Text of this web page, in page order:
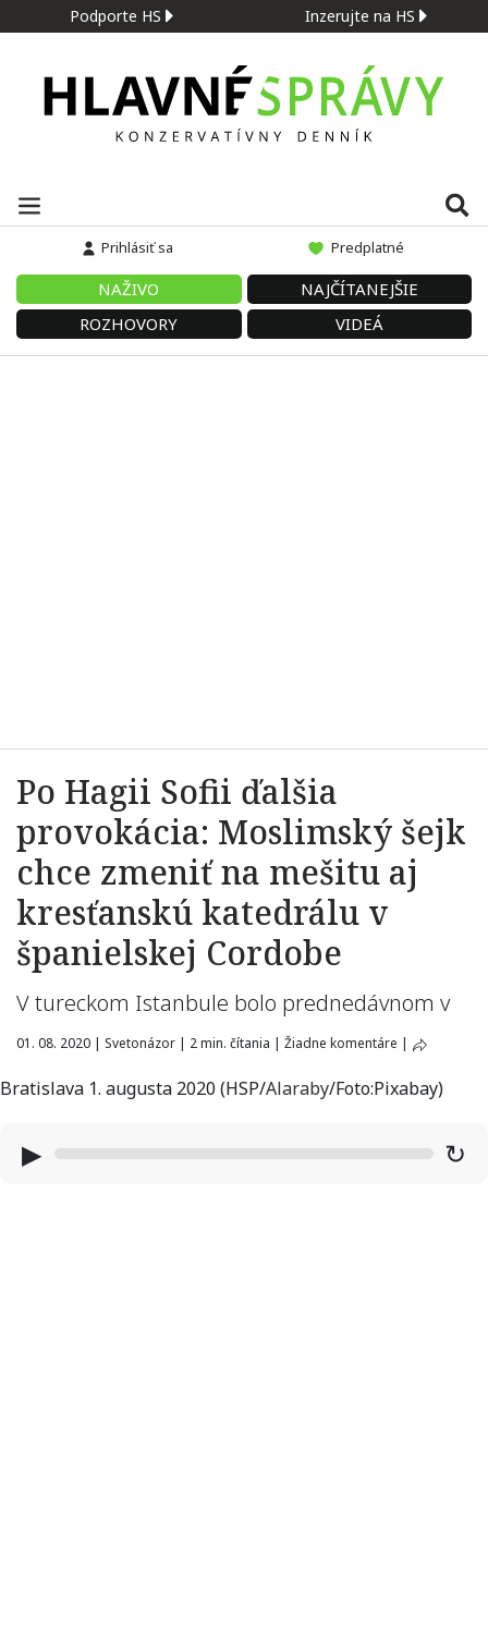
Podporte HS Inzerujte na HS
Prihlásiť sa Predplatné
NAŽIVO
NAJČÍTANEJŠIE
ROZHOVORY
VIDEÁ
Po Hagii Sofii ďalšia
provokácia: Moslimský šejk
chce zmeniť na mešitu aj
kresťanskú katedrálu v
španielskej Cordobe
V tureckom Istanbule bolo prednedávnom v
01. 08. 2020 | Svetonázor | 2 min. čítania | Žiadne komentáre |
Bratislava 1. augusta 2020 (HSP/Alaraby/Foto:Pixabay)
▶ ↻